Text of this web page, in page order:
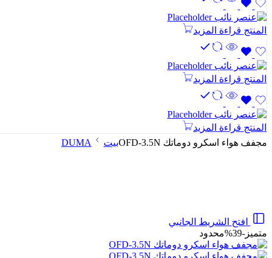
المنتج قراءة المزيد
المنتج قراءة المزيد
المنتج قراءة المزيد
مجفف هواء اسكرو دوماتك OFD-3.5N
بيت DUMA
افتح الشريط الجانبي
متميز -39% محدود